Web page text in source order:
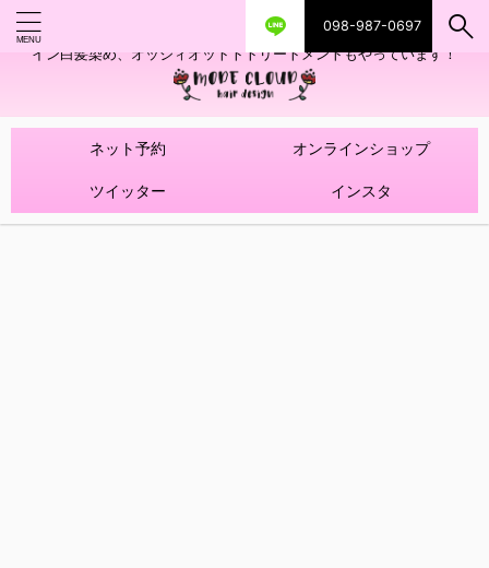
098-987-0697
艶ツヤヘアカラー！髪質改善トリートメントやハイライトを使ったデザ
イン白髪染め、オッジィオットトトリートメントもやっています！
ネット予約 オンラインショップ
ツイッター インスタ